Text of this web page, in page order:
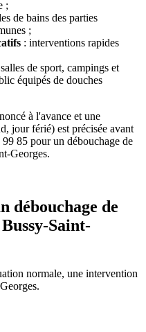
;
de bains des parties
;
: interventions rapides
de sport, campings et
équipés de douches
à l'avance et une
jour férié) est précisée avant
85 pour un débouchage de
Georges.
débouchage de
Saint-
normale, une intervention